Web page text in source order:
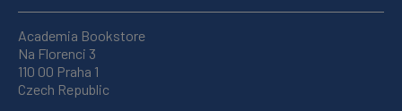
Academia Bookstore
Na Florenci 3
110 00 Praha 1
Czech Republic